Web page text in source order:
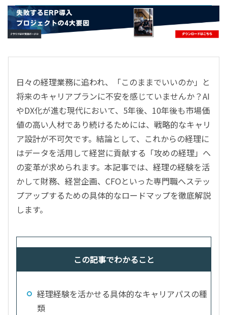
ERP
会計
CRM／営業支援／Eコマース
DX（2025年の崖）／クラウドコンピューティング
データ分析／BI
ガバナンス／リスク管理
BPR／業務改善
日々の経理業務に追われ、「このままでいいのか」と
将来のキャリアプランに不安を感じていませんか？AI
やDX化が進む現代において、5年後、10年後も市場価
値の高い人材であり続けるためには、戦略的なキャリ
ア設計が不可欠です。結論として、これからの経理に
はデータを活用して経営に貢献する「攻めの経理」へ
の変革が求められます。本記事では、経理の経験を活
かして財務、経営企画、CFOといった専門職へステッ
プアップするための具体的なロードマップを徹底解説
します。
この記事でわかること
経理経験を活かせる具体的なキャリアパスの種
類